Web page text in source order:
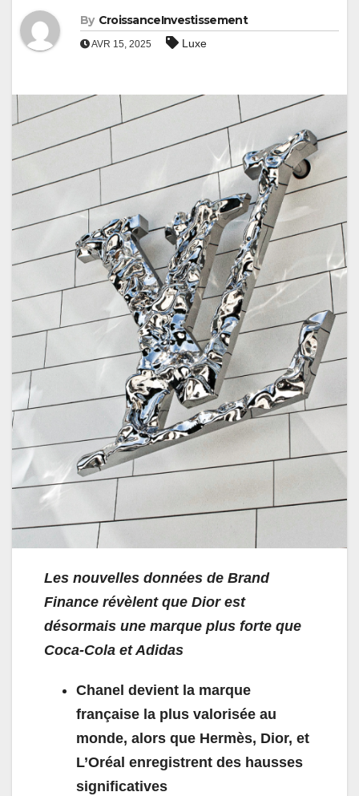
By CroissanceInvestissement
AVR 15, 2025 Luxe
Les nouvelles données de Brand
Finance révèlent que Dior est
désormais une marque plus forte que
Coca-Cola et Adidas
Chanel devient la marque
française la plus valorisée au
monde, alors que Hermès, Dior, et
L’Oréal enregistrent des hausses
significatives